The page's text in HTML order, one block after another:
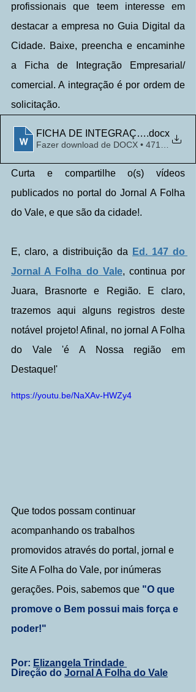
profissionais que teem interesse em
destacar a empresa no Guia Digital da
Cidade. Baixe, preencha e encaminhe
a Ficha de Integração Empresarial/
comercial. A integração é por ordem de
solicitação.
FICHA DE INTEGRAÇAO ao Guia
.docx
Fazer download de DOCX • 471KB
Curta e compartilhe o(s) vídeos
publicados no portal do Jornal A Folha
do Vale, e que são da cidade!.
E, claro, a distribuição da
Ed. 147 do
Jornal A Folha do Vale, continua por
Juara, Brasnorte e Região. E claro,
trazemos aqui alguns registros deste
notável projeto! Afinal, no jornal A Folha
do Vale 'é A Nossa região em
Destaque!'
https://youtu.be/NaXAv-HWZy4
Que todos possam continuar
acompanhando os trabalhos
promovidos através do portal, jornal e
Site A Folha do Vale, por inúmeras
gerações. Pois, sabemos que "O que
promove o Bem possui mais força e
poder!"
Por: Elizangela Trindade
Direção do Jornal A Folha do Vale